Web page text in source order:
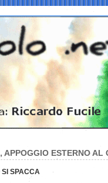
ESTERNO AL
SI SPACCA